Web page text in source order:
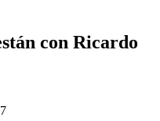
con Ricardo